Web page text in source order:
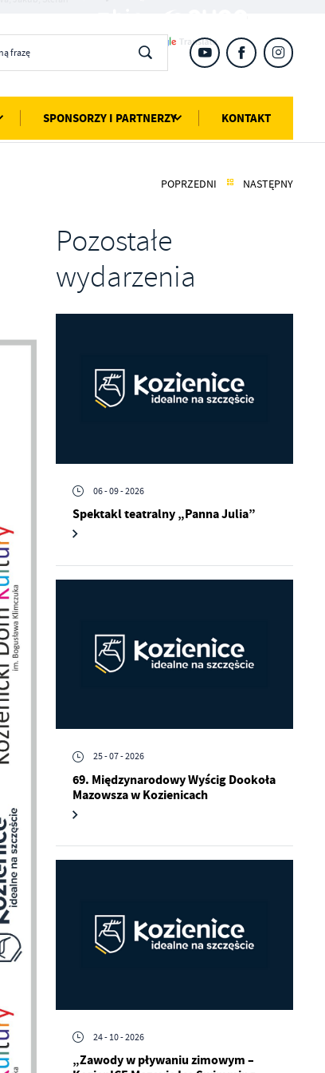
SPONSORZY I PARTNERZY KONTAKT
POPRZEDNI NASTĘPNY
Pozostałe
wydarzenia
06 - 09 - 2026
Spektakl teatralny „Panna Julia”
25 - 07 - 2026
69. Międzynarodowy Wyścig Dookoła
Mazowsza w Kozienicach
24 - 10 - 2026
„Zawody w pływaniu zimowym –